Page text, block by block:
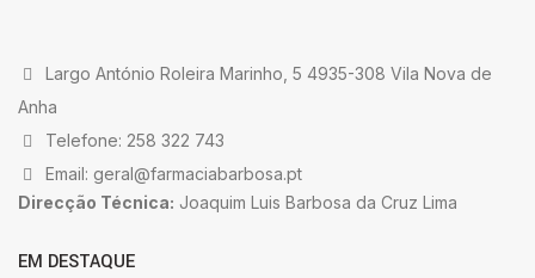
Largo António Roleira Marinho, 5 4935-308 Vila Nova de
Anha
Telefone: 258 322 743
Email: geral@farmaciabarbosa.pt
Direcção Técnica: Joaquim Luis Barbosa da Cruz Lima
EM DESTAQUE